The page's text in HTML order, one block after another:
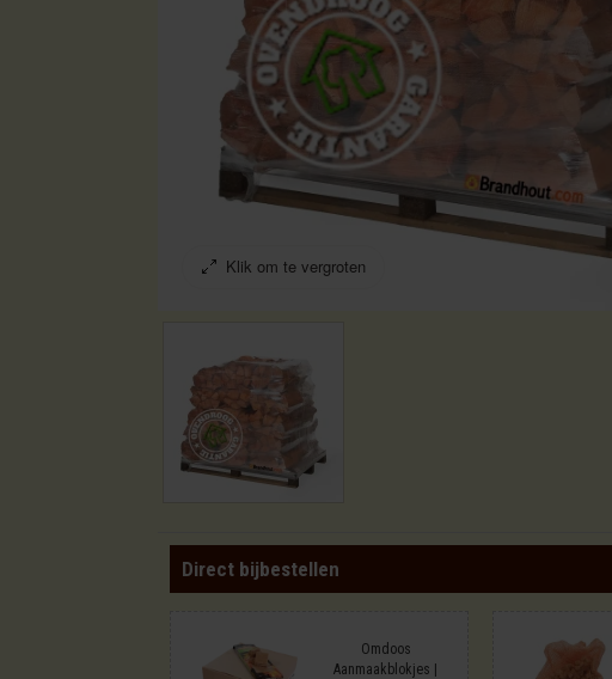
Klik om te vergroten
Direct bijbestellen
Omdoos
Aanmaakblokjes |